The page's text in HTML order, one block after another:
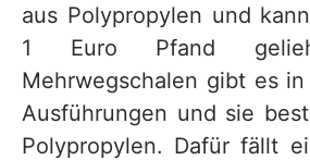
aus Polypropylen und
1 Euro Pfand
Mehrwegschalen gibt es
Ausführungen und sie
Polypropylen. Dafür fällt